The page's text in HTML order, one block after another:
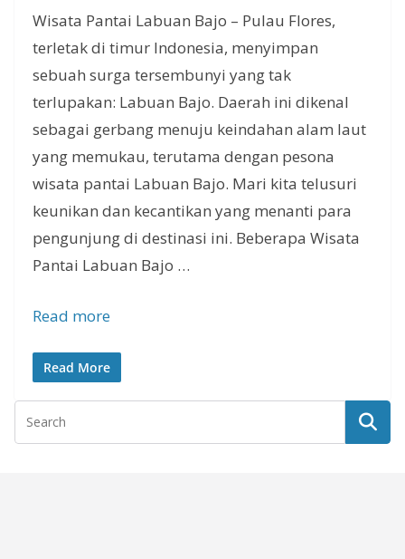
Wisata Pantai Labuan Bajo – Pulau Flores,
terletak di timur Indonesia, menyimpan
sebuah surga tersembunyi yang tak
terlupakan: Labuan Bajo. Daerah ini dikenal
sebagai gerbang menuju keindahan alam laut
yang memukau, terutama dengan pesona
wisata pantai Labuan Bajo. Mari kita telusuri
keunikan dan kecantikan yang menanti para
pengunjung di destinasi ini. Beberapa Wisata
Pantai Labuan Bajo …
Read more
Read More